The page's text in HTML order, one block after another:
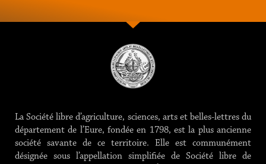
La Société libre d’agriculture, sciences, arts et belles-lettres du
département de l’Eure, fondée en 1798, est la plus ancienne
société savante de ce territoire. Elle est communément
désignée sous l’appellation simplifiée de Société libre de